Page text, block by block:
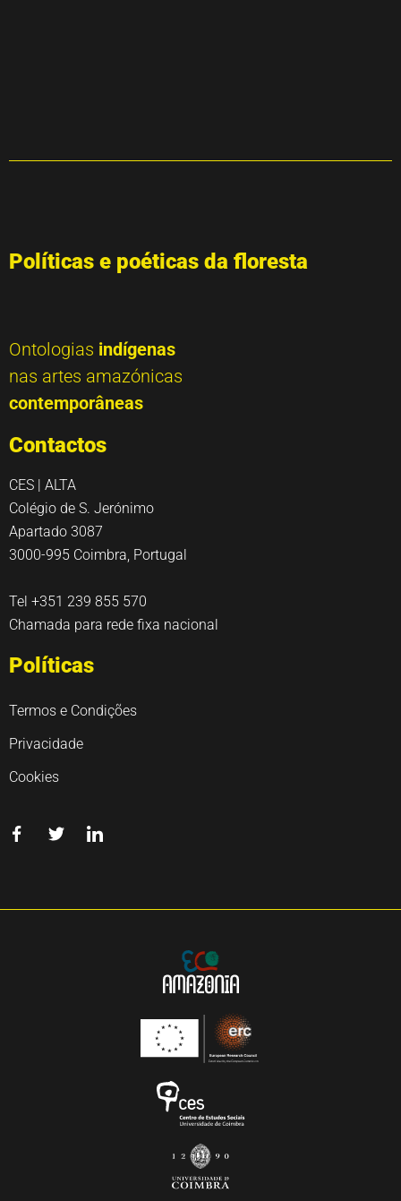
Políticas e poéticas da floresta
Ontologias indígenas
nas artes amazónicas
contemporâneas
Contactos
CES | ALTA
Colégio de S. Jerónimo
Apartado 3087
3000-995 Coimbra, Portugal
Tel +351 239 855 570
Chamada para rede fixa nacional
Políticas
Termos e Condições
Privacidade
Cookies